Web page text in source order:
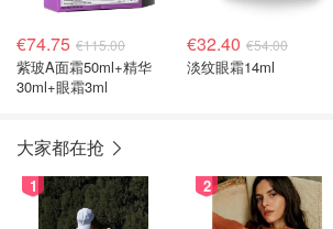
€74.75 €115.00
紫玻A面霜50ml+精华
30ml+眼霜3ml
€32.40 €54.00
淡纹眼霜14ml
大家都在抢
1 2